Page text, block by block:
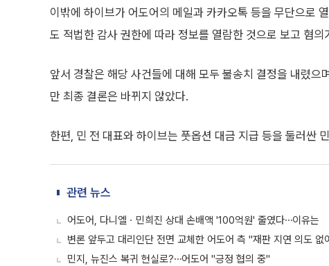
이밖에 하이브가 어도어의 메일과 카카오톡 등을 무단으로
도 적법한 감사 권한에 따라 정보를 열람한 것으로 보고 혐의
앞서 경찰은 해당 사건들에 대해 모두 불송치 결정을 내렸으
만 최종 결론은 바뀌지 않았다.
한편, 민 전 대표와 하이브는 풋옵션 대금 지급 등을 둘러싼
관련 뉴스
어도어, 다니엘ㆍ민희진 상대 손배액 '100억원' 줄였다⋯이유는
변론 앞두고 대리인단 전면 교체한 어도어 측 "재판 지연 의도
민지, 뉴진스 복귀 현실로?⋯어도어 "긍정 협의 중"